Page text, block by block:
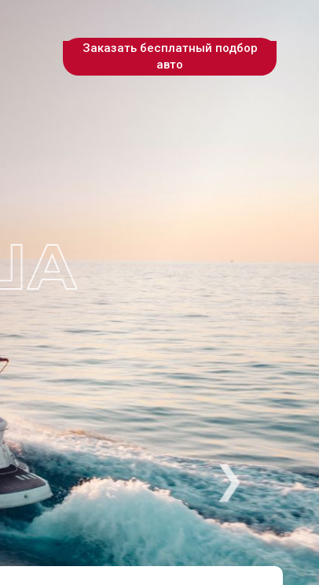
Заказать бесплатный подбор
авто